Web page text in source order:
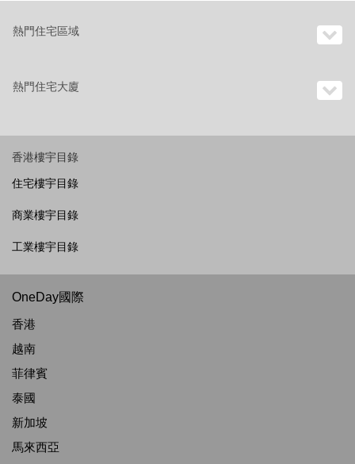
熱門住宅區域
熱門住宅大廈
香港樓宇目錄
住宅樓宇目錄
商業樓宇目錄
工業樓宇目錄
OneDay國際
香港
越南
菲律賓
泰國
新加坡
馬來西亞